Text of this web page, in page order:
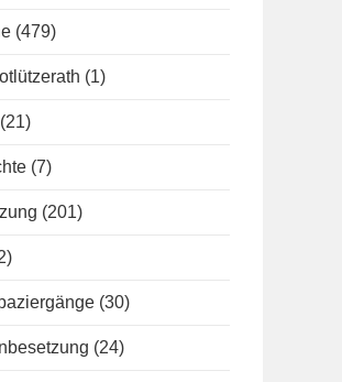
(479)
(1)
(21)
(7)
(201)
(30)
(24)